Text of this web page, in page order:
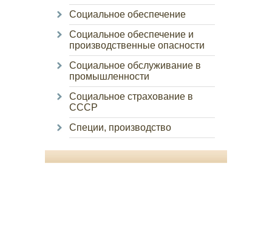
Социальное обеспечение
Социальное обеспечение и
производственные опасности
Социальное обслуживание в
промышленности
Социальное страхование в
СССР
Специи, производство